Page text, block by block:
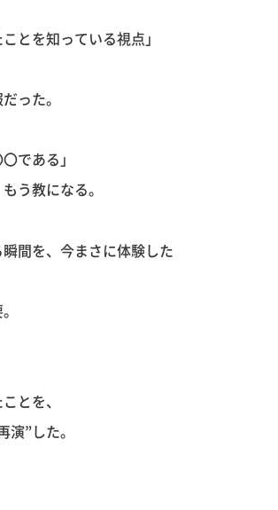
とを知っている視点」
った。
である」
う教になる。
間を、今まさに体験した
とを、
演”した。